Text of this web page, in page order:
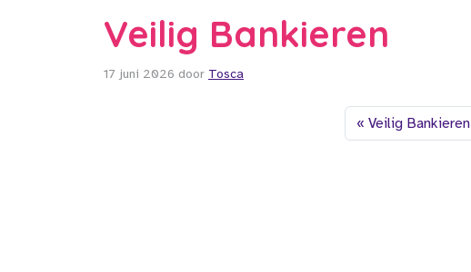
Veilig Bankieren
17 juni 2026 door Tosca
Veilig Bankieren